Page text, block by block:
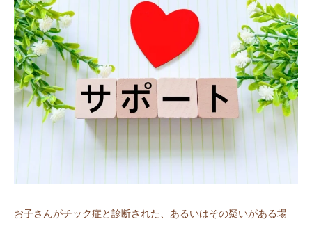
お子さんがチック症と診断された、あるいはその疑いがある場